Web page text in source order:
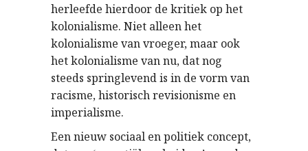
herleefde hierdoor de kritiek op het
kolonialisme. Niet alleen het
kolonialisme van vroeger, maar ook
het kolonialisme van nu, dat nog
steeds springlevend is in de vorm van
racisme, historisch revisionisme en
imperialisme.
Een nieuw sociaal en politiek concept,